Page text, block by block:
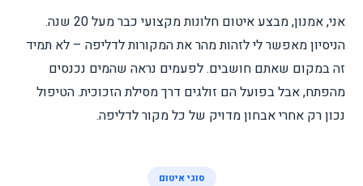
אני, אמנון, מבצע איטום חלונות מקצועי כבר מעל 20 שנה.
הניסיון מאפשר לי לזהות מהר את המקורות לדליפה – לא תמיד
זה במקום שאתם חושבים. לפעמים נראה שהמים נכנסים
מהפתח, אבל בפועל הם זולגים דרך מסילת הזכוכית. הטיפול
נכון רק אחרי אבחון מדויק של כל מקור לדליפה.
סוגי איטום